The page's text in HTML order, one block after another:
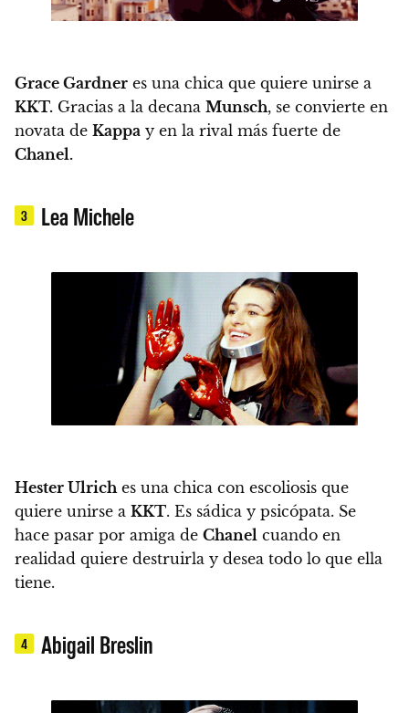
Grace Gardner es una chica que quiere unirse a
KKT. Gracias a la decana Munsch, se convierte en
novata de Kappa y en la rival más fuerte de
Chanel.
3 Lea Michele
Hester Ulrich es una chica con escoliosis que
quiere unirse a KKT. Es sádica y psicópata. Se
hace pasar por amiga de Chanel cuando en
realidad quiere destruirla y desea todo lo que ella
tiene.
4 Abigail Breslin